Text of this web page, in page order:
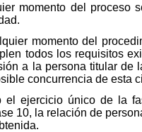
momento del proceso
momento del
todos los requisitos
a la persona titular de
concurrencia de esta
ejercicio único de la
10, la relación de